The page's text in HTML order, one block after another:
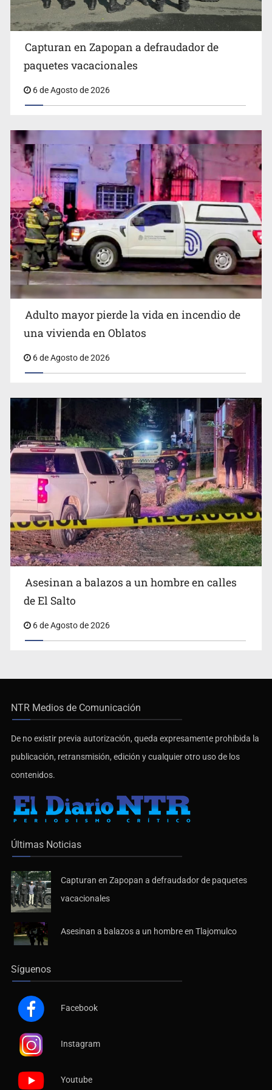
Detienen al exgobernador de Guerrero, Ángel Aguirre
Capturan en Zapopan a defraudador de paquetes
Capturan en Zapopan a defraudador de
paquetes vacacionales
6 de Agosto de 2026
Adulto mayor pierde la vida en incendio de
una vivienda en Oblatos
6 de Agosto de 2026
Asesinan a balazos a un hombre en calles
de El Salto
6 de Agosto de 2026
NTR Medios de Comunicación
De no existir previa autorización, queda expresamente prohibida la
publicación, retransmisión, edición y cualquier otro uso de los
contenidos.
Últimas Noticias
Capturan en Zapopan a defraudador de paquetes
vacacionales
Asesinan a balazos a un hombre en Tlajomulco
Síguenos
Facebook
Instagram
Youtube